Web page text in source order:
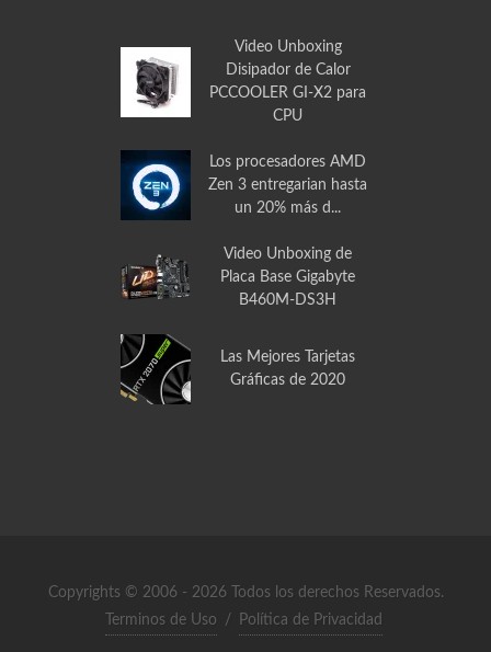
Video Unboxing
Disipador de Calor
PCCOOLER GI-X2 para
CPU
Los procesadores AMD
Zen 3 entregarian hasta
un 20% más d...
Video Unboxing de
Placa Base Gigabyte
B460M-DS3H
Las Mejores Tarjetas
Gráficas de 2020
Copyrights © 2006 - 2026 Todos los derechos Reservados.
Terminos de Uso
/ Política de Privacidad